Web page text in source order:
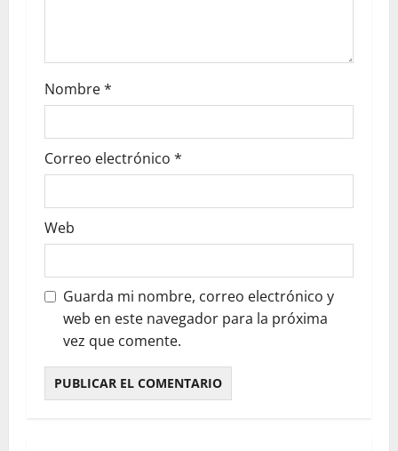
Nombre*
Correo electrónico *
Web
Guarda mi nombre, correo electrónico y
web en este navegador para la próxima
vez que comente.